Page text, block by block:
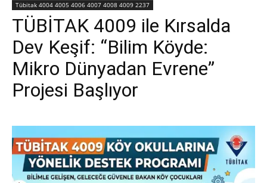
Tübitak 4004 4005 4006 4007 4008 4009 2237
TÜBİTAK 4009 ile Kırsalda
Dev Keşif: “Bilim Köyde:
Mikro Dünyadan Evrene”
Projesi Başlıyor